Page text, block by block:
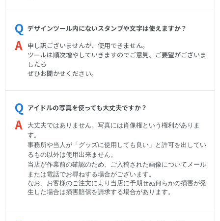
デザインツール内にないスタンプや文字は使えますか？
申し訳ございませんが、使用できません。
ツールは順次増やしていきますのでご意見、ご要望がございま
したら
ぜひお聞かせください。
アイドルの写真を使っても大丈夫ですか？
大丈夫ではありません。写真には肖像権という権利がありま
す。
事務所や当人が「グッズに使用しても良い」と許可を出してい
るもの以外は使用出来ません。
当店が作業前の確認のため、ご入稿された画像についてメール
または電話でお尋ねする場合がございます。
なお、お客様のご注文により当店に予期せぬ何らかの損害が発
生した場合は損害賠償を請求する場合があります。